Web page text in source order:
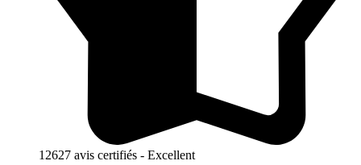
12627 avis certifiés - Excellent